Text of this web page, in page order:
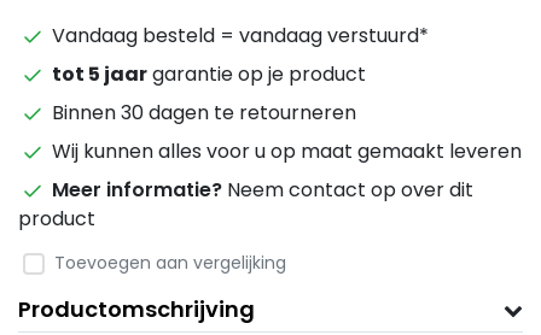
Vandaag besteld = vandaag verstuurd*
tot 5 jaargarantie op je product
Binnen 30 dagen te retourneren
Wij kunnen alles voor u op maat gemaakt leveren
Meer informatie? Neem contact op over dit
product
Toevoegen aan vergelijking
Productomschrijving